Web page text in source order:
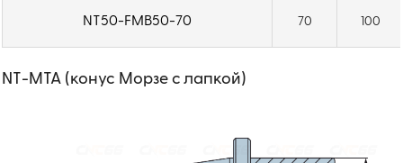
NT50-FMB50-70 70 100
NT-MTA (конус Морзе с лапкой)